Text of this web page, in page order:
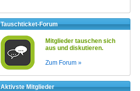
Tauschticket-Forum
Mitglieder tauschen sich
aus und diskutieren.
Zum Forum »
Aktivste Mitglieder